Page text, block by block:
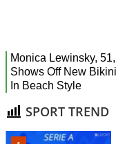
SPORT TREND